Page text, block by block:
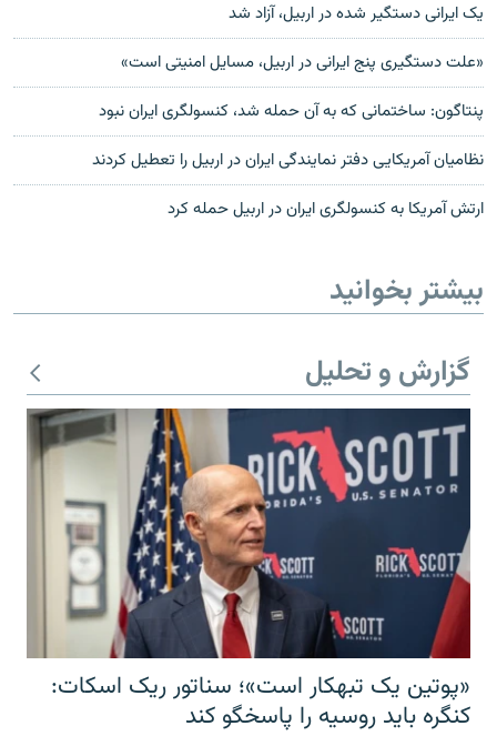
یک ایرانی دستگیر شده در اربیل، آزاد شد
«علت دستگیری پنج ایرانی در اربیل، مسایل امنیتی است»
پنتاگون: ساختمانی که به آن حمله شد، کنسولگری ايران نبود
نظاميان آمريکايی دفتر نمايندگی ايران در اربيل را تعطيل کردند
ارتش آمریکا به کنسولگری ایران در اربیل حمله کرد
بیشتر بخوانید
گزارش و تحلیل
«پوتین یک تبهکار است»؛ سناتور ریک اسکات:
کنگره باید روسیه را پاسخگو کند